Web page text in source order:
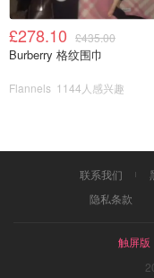
£278.10 £435.00
Burberry 格纹围巾
Flannels 1144人感兴趣
联系我们
隐私条款
触屏版